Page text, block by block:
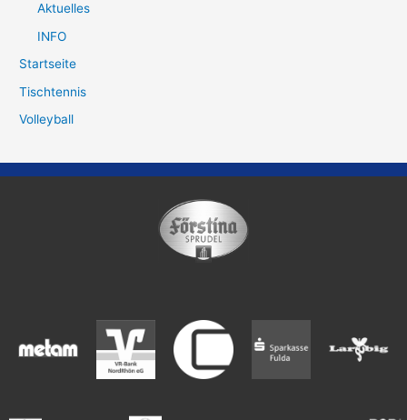
Aktuelles
INFO
Startseite
Tischtennis
Volleyball